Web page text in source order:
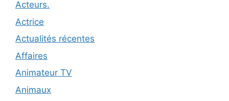
Acteurs.
Actrice
Actualités récentes
Affaires
Animateur TV
Animaux